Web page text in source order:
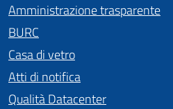
Amministrazione trasparente
BURC
Casa di vetro
Atti di notifica
Qualità Datacenter